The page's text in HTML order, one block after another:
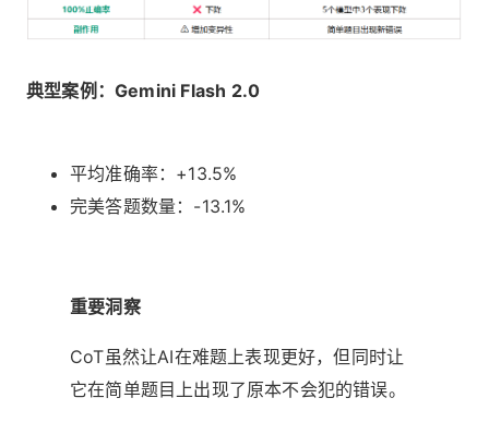
典型案例：Gemini Flash 2.0
平均准确率：+13.5%
完美答题数量：-13.1%
重要洞察
CoT虽然让AI在难题上表现更好，但同时让
它在简单题目上出现了原本不会犯的错误。